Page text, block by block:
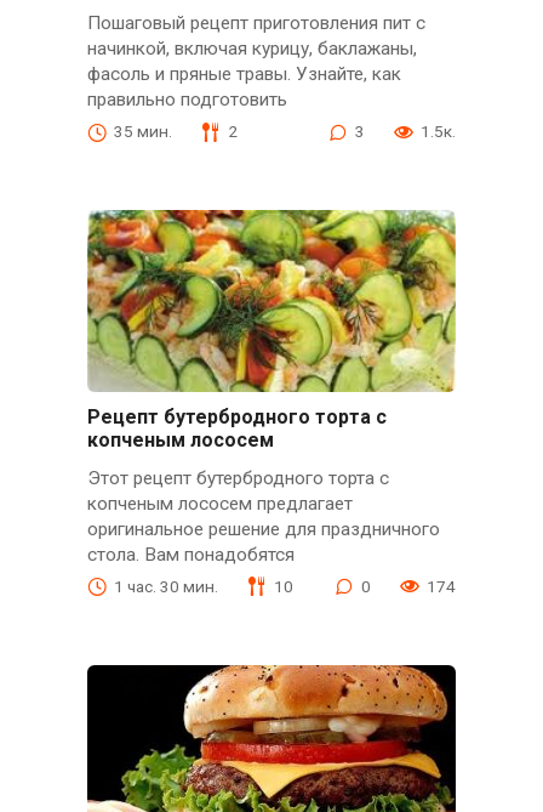
Пошаговый рецепт приготовления пит с
начинкой, включая курицу, баклажаны,
фасоль и пряные травы. Узнайте, как
правильно подготовить
35 мин. 2 3 1.5к.
Рецепт бутербродного торта с
копченым лососем
Этот рецепт бутербродного торта с
копченым лососем предлагает
оригинальное решение для праздничного
стола. Вам понадобятся
1 час. 30 мин. 10 0 174